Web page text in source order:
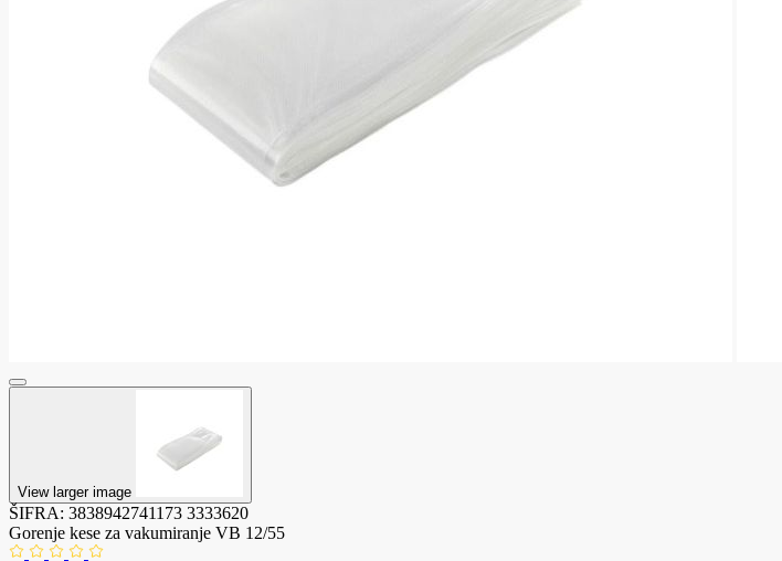
View larger image
ŠIFRA: 3838942741173 3333620
Gorenje kese za vakumiranje VB 12/55